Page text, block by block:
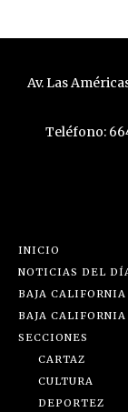
Av. Las
Teléfono:
INICIO
NOTICIAS DEL
BAJA CALIFORNIA
BAJA CALIFORNIA
SECCIONES
CARTAZ
CULTURA
DEPORTEZ